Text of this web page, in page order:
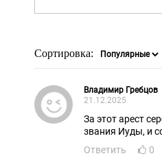
Сортировка:
Владимир Гребцов
21.12.2025
За этот арест
звания Иуды, и
Ответить
0